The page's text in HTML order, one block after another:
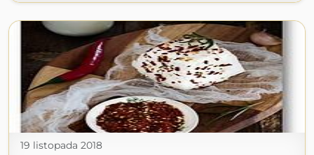
19 listopada 2018